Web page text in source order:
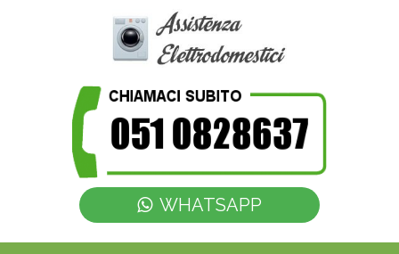
WHATSAPP